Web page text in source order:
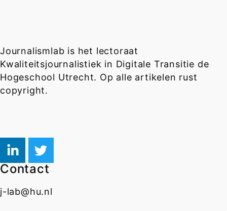
Journalismlab is het lectoraat
Kwaliteitsjournalistiek in Digitale Transitie de
Hogeschool Utrecht. Op alle artikelen rust
copyright.
Contact
j-lab@hu.nl